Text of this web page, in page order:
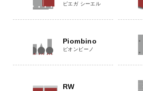
ピエガ シーエル
Piombino
ピオンビーノ
RW